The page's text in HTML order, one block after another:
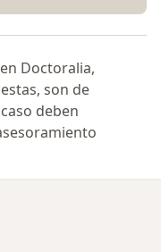
Doctoralia,
son de
deben